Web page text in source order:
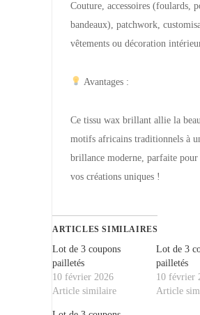
Couture, accessoires (foulards,
bandeaux), patchwork,
vêtements ou décoration
Avantages :
Ce tissu wax brillant allie la
motifs africains traditionnels à
brillance moderne, parfaite
vos créations uniques !
ARTICLES SIMILAIRES
Lot de 3 coupons
pailletés
10 février 2026
Article similaire
Lot de 3
pailletés
10 février
Article